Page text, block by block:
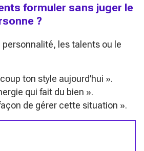
formuler sans juger le
?
les talents ou le
ton style aujourd’hui ».
qui fait du bien ».
de gérer cette situation ».